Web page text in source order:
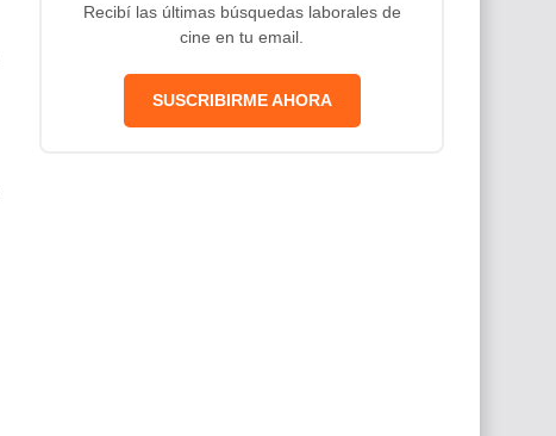
Recibí las últimas búsquedas laborales de
cine en tu email.
SUSCRIBIRME AHORA